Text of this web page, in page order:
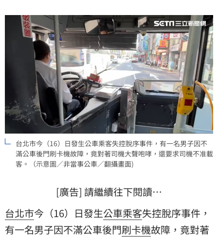
台北市今（16）日發生公車乘客失控脫序事件，有一名男子因不
滿公車後門刷卡機故障，竟對著司機大聲咆哮，還要求司機不准載
客。（示意圖／非當事公車／翻攝畫面)
[廣告] 請繼續往下閱讀…
台北市今（16）日發生公車乘客失控脫序事件，
有一名男子因不滿公車後門刷卡機故障，竟對著